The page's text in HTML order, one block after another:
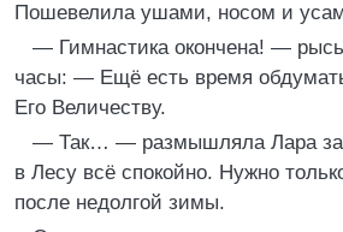
Пошевелила ушами, носом и
— Гимнастика окончена! — рысь
часы: — Ещё есть время
Его Величеству.
— Так… — размышляла Лара
в Лесу всё спокойно. Нужно
после недолгой зимы.